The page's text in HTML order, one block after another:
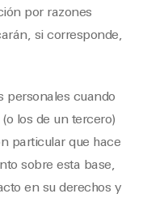
por razones
si corresponde,
personales cuando
los de un tercero)
particular que hace
sobre esta base,
en su derechos y